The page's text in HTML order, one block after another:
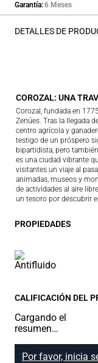
Garantía 6 Meses
DETALLES DE
COROZAL: UNA
Corozal, fundada en
Zenúes. Tras la llegada
centro agrícola y
testigo de un próspero
bipartidista, pero
es una ciudad vibrante
visitantes un viaje al
animadas, museos y
de actividades al aire
un tesoro por descubrir
PROPIEDADES
CALIFICACIÓN DEL
Cargando el
resumen…
Por favor, inicia